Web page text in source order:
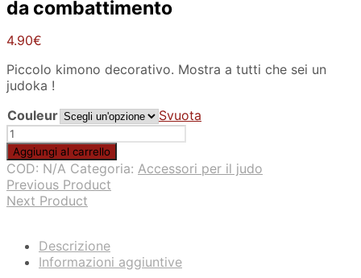
da combattimento
4.90€
Piccolo kimono decorativo. Mostra a tutti che sei un
judoka !
Couleur
Svuota
Mini-
kimono
per
la
decorazione
combattimento
Aggiungi al carrello
COD: N/A Categoria: Accessori per il judo
Previous Product
Next Product
Descrizione
Informazioni aggiuntive